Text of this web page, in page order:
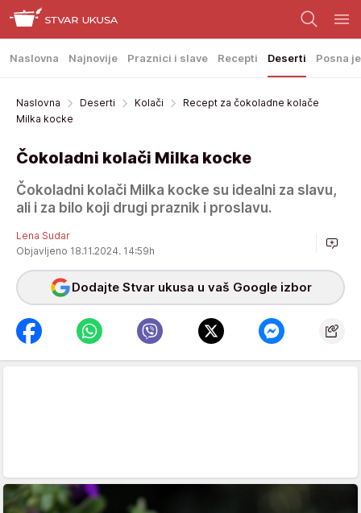
Naslovna Najnovije Praznici i slave Recepti Deserti Posna
Naslovna Deserti Kolači
Recept za čokoladne kolače
Milka kocke
Čokoladni kolači Milka kocke
Čokoladni kolači Milka kocke su idealni za slavu,
ali i za bilo koji drugi praznik i proslavu.
Lena Sudar
Objavljeno 18.11.2024. 14:59h
Dodajte Stvar ukusa u vaš Google izbor